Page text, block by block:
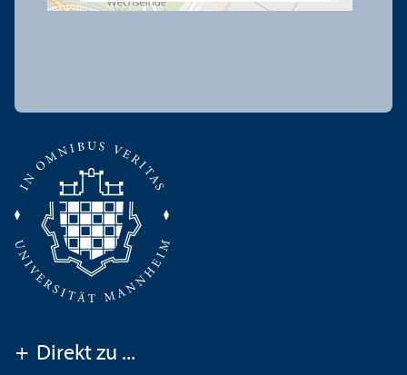
+ Direkt zu ...